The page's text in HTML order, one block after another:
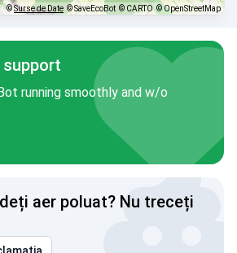
©Surse de Date © SaveEcoBot © CARTO © OpenStreetMap
support
running smoothly and w/o
aer poluat? Nu treceți